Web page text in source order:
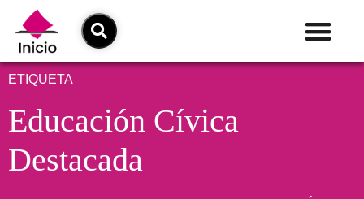
ETIQUETA
Educación Cívica
Destacada